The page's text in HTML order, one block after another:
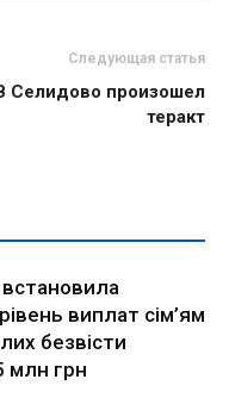
Следующая статья
Селидово произошел
теракт
виплат сім’ям
безвісти
млн грн